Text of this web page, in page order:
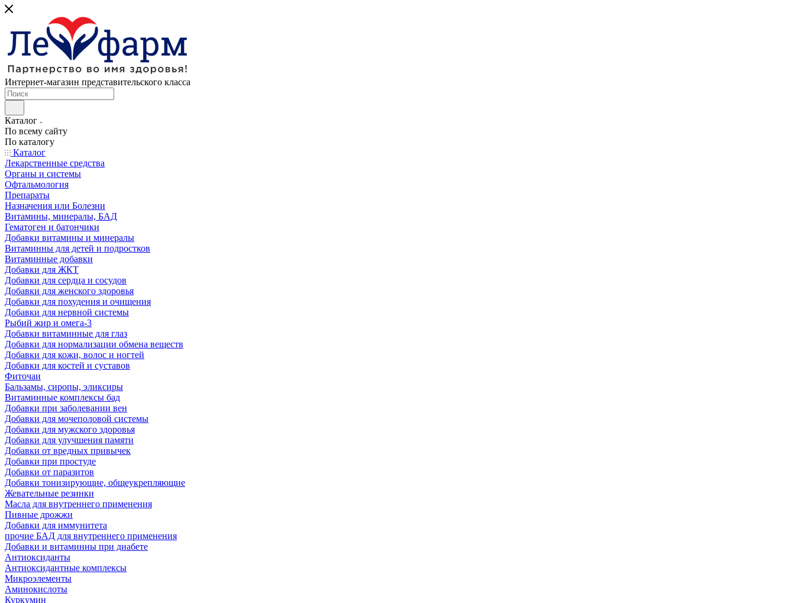
Интернет-магазин представительского класса
Каталог
По всему сайту
По каталогу
Каталог
Лекарственные средства
Органы и системы
Офтальмология
Препараты
Назначения или Болезни
Витамины, минералы, БАД
Гематоген и батончики
Добавки витамины и минералы
Витаминны для детей и подростков
Витаминные добавки
Добавки для ЖКТ
Добавки для сердца и сосудов
Добавки для женского здоровья
Добавки для похудения и очищения
Добавки для нервной системы
Рыбий жир и омега-3
Добавки витаминные для глаз
Добавки для нормализации обмена веществ
Добавки для кожи, волос и ногтей
Добавки для костей и суставов
Фиточаи
Бальзамы, сиропы, эликсиры
Витаминные комплексы бад
Добавки при заболевании вен
Добавки для мочеполовой системы
Добавки для мужского здоровья
Добавки для улучшения памяти
Добавки от вредных привычек
Добавки при простуде
Добавки от паразитов
Добавки тонизирующие, общеукрепляющие
Жевательные резинки
Масла для внутреннего применения
Пивные дрожжи
Добавки для иммунитета
прочие БАД для внутреннего применения
Добавки и витаминны при диабете
Антиоксиданты
Антиоксидантные комплексы
Микроэлементы
Аминокислоты
Куркумин